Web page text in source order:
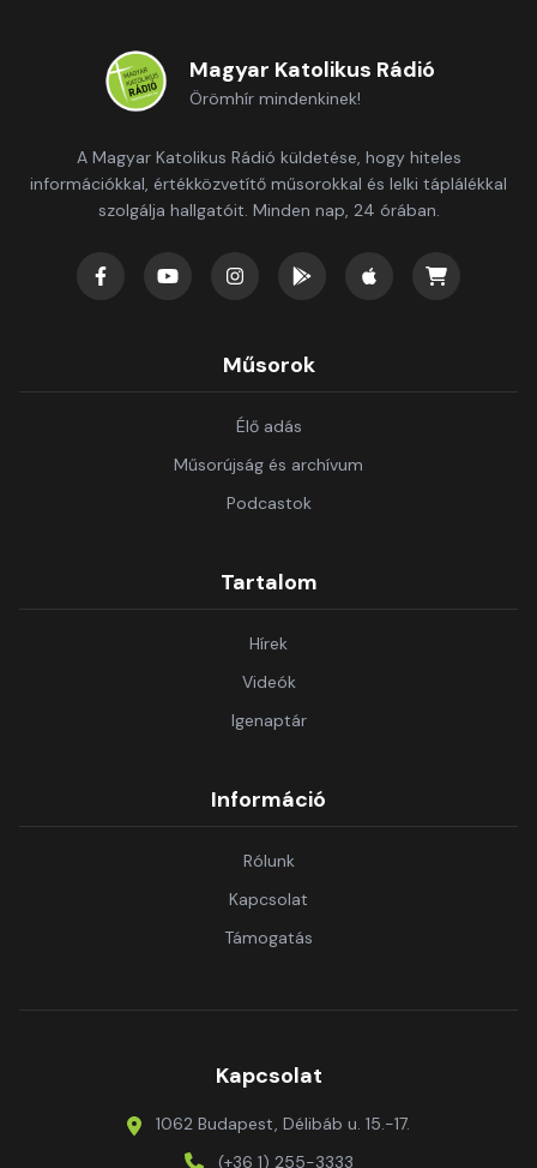
Magyar Katolikus Rádió
Örömhír mindenkinek!
A Magyar Katolikus Rádió küldetése, hogy hiteles
információkkal, értékközvetítő műsorokkal és lelki táplálékkal
szolgálja hallgatóit. Minden nap, 24 órában.
Műsorok
Élő adás
Műsorújság és archívum
Podcastok
Tartalom
Hírek
Videók
Igenaptár
Információ
Rólunk
Kapcsolat
Támogatás
Kapcsolat
1062 Budapest, Délibáb u. 15.-17.
(+36 1) 255-3333